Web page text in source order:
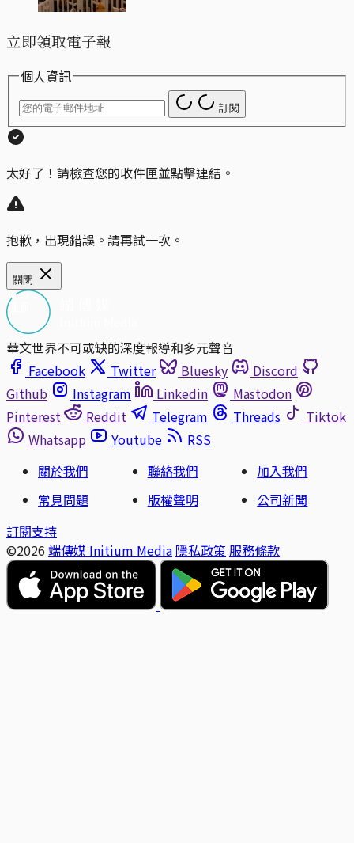
立即領取電子報
個人資訊
訂閱
太好了！請檢查您的收件匣並點擊連結。
抱歉，出現錯誤。請再試一次。
關閉
華文世界不可或缺的深度報導和多元聲音
Facebook
Twitter Bluesky
Discord
Github
Instagram Linkedin
Mastodon
Pinterest
Reddit Telegram Threads
Tiktok
Whatsapp
Youtube
RSS
關於我們
聯絡我們
加入我們
常見問題
版權聲明
公司新聞
訂閱支持
©2026 端傳媒 Initium Media 隱私政策 服務條款